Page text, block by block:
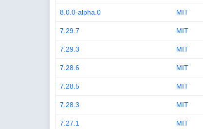
8.0.0-alpha.0 MIT
7.29.7 MIT
7.29.3 MIT
7.28.6 MIT
7.28.5 MIT
7.28.3 MIT
7.27.1 MIT